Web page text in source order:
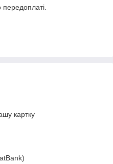
передоплаті.
картку